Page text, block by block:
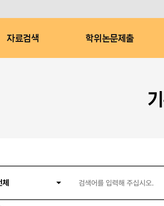
자료검색 학위논문제출